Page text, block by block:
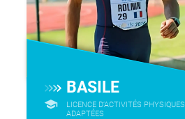
BASILE
LICENCE D’ACTIVITÉS PHYSIQUES
ADAPTÉES